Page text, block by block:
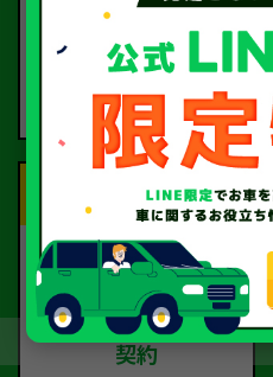
お電話または査定フォー
ご依頼ください。
Step.3
契約